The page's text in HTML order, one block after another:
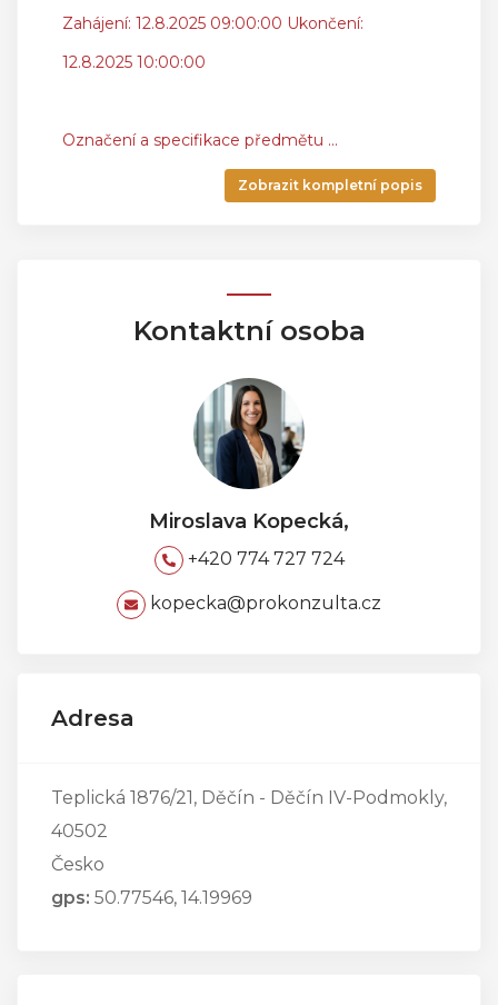
Zahájení: 12.8.2025 09:00:00 Ukončení:
12.8.2025 10:00:00
Označení a specifikace předmětu ...
Zobrazit kompletní popis
Kontaktní osoba
Miroslava Kopecká,
+420 774 727 724
kopecka@prokonzulta.cz
Adresa
Teplická 1876/21, Děčín - Děčín IV-Podmokly,
40502
Česko
gps: 50.77546, 14.19969